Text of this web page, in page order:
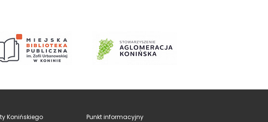
Konińskiego
Punkt informacyjny